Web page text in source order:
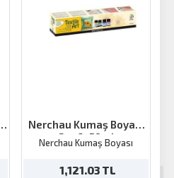
Nerchau Kumaş Boyası
Set 6x59ml
Nerchau Kumaş Boyası
1,121.03 TL